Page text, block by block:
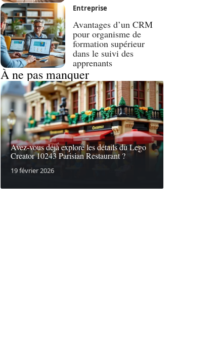
Entreprise
Avantages d’un CRM
pour organisme de
formation supérieur
dans le suivi des
apprenants
À ne pas manquer
Avez-vous déjà exploré les détails du Lego
Creator 10243 Parisian Restaurant ?
19 février 2026